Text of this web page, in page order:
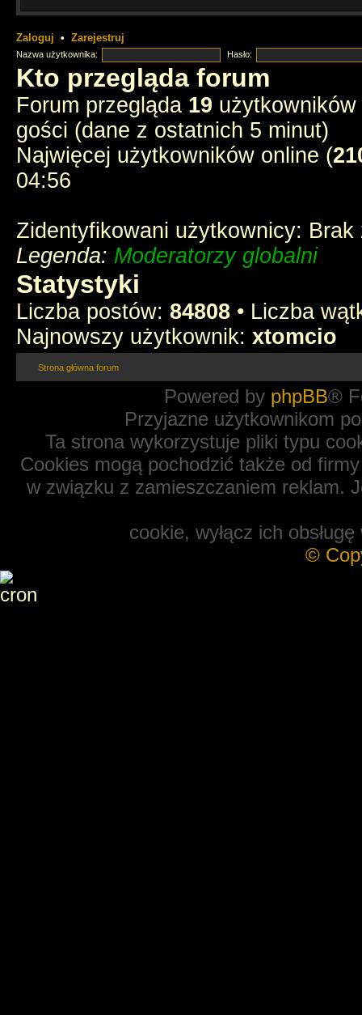
chyba tak
3 ostatnich muszkieterów?
jednak ktoś tu zagląda
Zaloguj • Zarejestruj
Nazwa użytkownika: Hasło:
Kto przegląda forum
Forum przegląda 19
gości (dane z ostatnich 5 minut)
Najwięcej użytkowników online (
04:56
Zidentyfikowani użytkownicy:
Legenda: Moderatorzy globalni
Statystyki
Liczba postów: 84808 • Liczba
Najnowszy użytkownik: xtomcio
Strona główna forum
Powered by phpBB®
Przyjazne użytkownikom
Ta strona wykorzystuje pliki typu
Cookies mogą pochodzić także od
w związku z zamieszczaniem reklam.
cookie, wyłącz ich
©